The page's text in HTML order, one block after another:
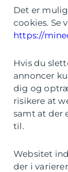
Det er
cookies. Se
https://
Hvis du
annoncer
dig og
risikere at
samt at der
til.
Websitet
der i